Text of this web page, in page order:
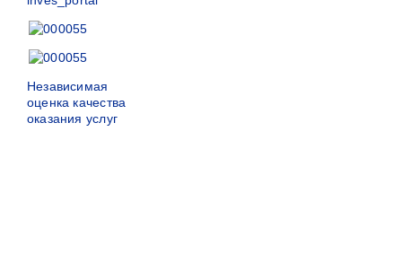
Независимая
оценка качества
оказания услуг